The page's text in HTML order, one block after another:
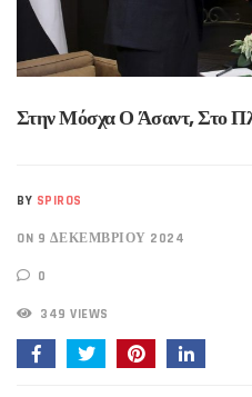
Στην Μόσχα Ο Άσαντ, Στο
BY SPIROS
ON 9 ΔΕΚΕΜΒΡΊΟΥ 2024
0
349 VIEWS